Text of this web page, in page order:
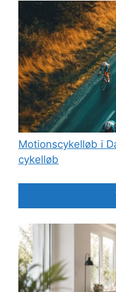
Motionscykelløb i
cykelløb